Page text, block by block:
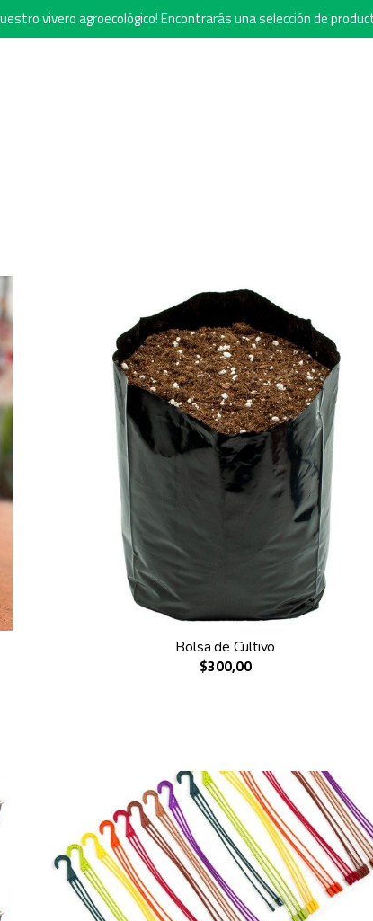
vivero agroecológico! Encontrarás una selección de
Bolsa de Cultivo
$300,00